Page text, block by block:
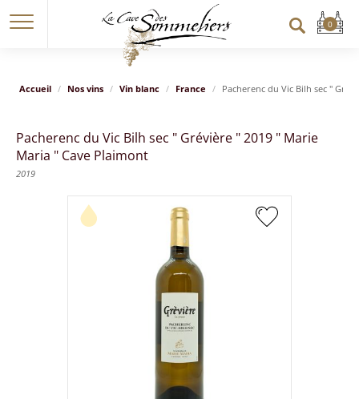
Accueil Nos vins Vin blanc France Pacherenc du Vic Bilh sec "
Pacherenc du Vic Bilh sec " Grévière " 2019 " Marie
Maria " Cave Plaimont
2019